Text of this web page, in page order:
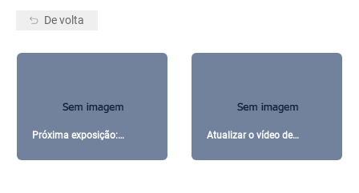
De volta
Próxima exposição:
Atualizar o vídeo de